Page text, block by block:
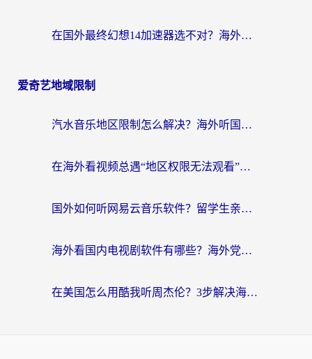
在国外最终幻想14加速器选不对？海外玩家的国服游戏加速避坑指南
爱奇艺地域限制
汽水音乐地区限制怎么解决？海外听国内音乐的实用指南来了
在海外看视频总遇“地区权限无法观看”？这篇攻略帮你轻松解锁国内影视动漫
国外如何听网易云音乐软件？留学生亲测有效的回国加速方案
海外看国内电视剧软件有哪些？海外党专属追剧指南来了
在美国怎么用酷我听周杰伦？3步解决海外听歌地域限制，附QQ音乐网易云通用技巧